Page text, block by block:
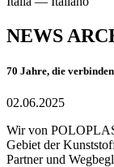
NEWS
70 Jahre, die verbinden
02.06.2025
Wir von
Gebiet der
Partner und